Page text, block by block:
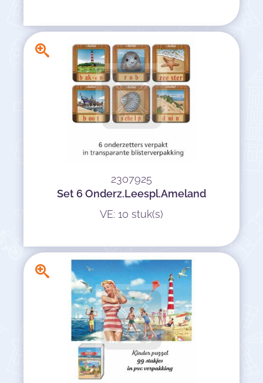
2307925
Set 6 Onderz.Leespl.Ameland
VE: 10 stuk(s)